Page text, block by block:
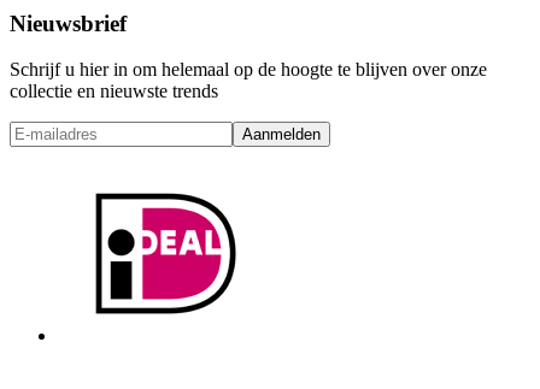
Nieuwsbrief
Schrijf u hier in om helemaal op de hoogte te blijven over onze
collectie en nieuwste trends
Aanmelden